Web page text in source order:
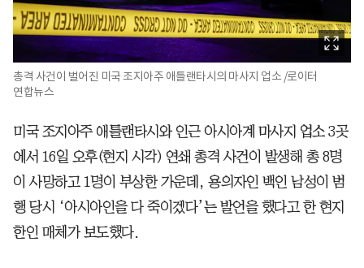
총격 사건이 벌어진 미국 조지아주 애틀랜타시의 마사지 업소 /로이터
연합뉴스
미국 조지아주 애틀랜타시와 인근 아시아계 마사지 업소 3곳
에서 16일 오후(현지 시각) 연쇄 총격 사건이 발생해 총 8명
이 사망하고 1명이 부상한 가운데, 용의자인 백인 남성이 범
행 당시 ‘아시아인을 다 죽이겠다’는 발언을 했다고 한 현지
한인 매체가 보도했다.